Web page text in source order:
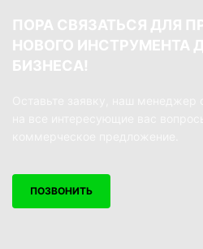
ПОРА СВЯЗАТЬСЯ ДЛЯ
НОВОГО ИНСТРУМЕНТА
БИЗНЕСА!
ПОЗВОНИТЬ